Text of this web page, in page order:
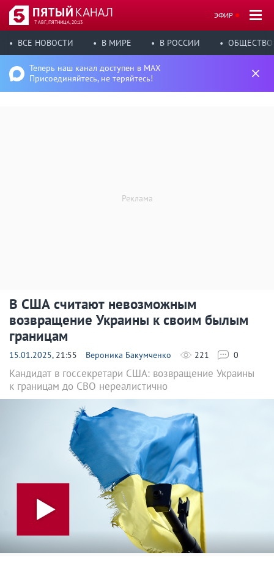
7 АВГ, ПЯТНИЦА, 20:13
ЭФИР
ВСЕ НОВОСТИ В МИРЕ В РОССИИ ОБЩЕСТВО
Теперь наш канал доступен в MAX
Присоединяйтесь, не теряйтесь!
В США считают невозможным
возвращение Украины к своим былым
границам
15.01.2025, 21:55 Вероника Бакумченко 221 0
Кандидат в госсекретари США: возвращение Украины
к границам до СВО нереалистично